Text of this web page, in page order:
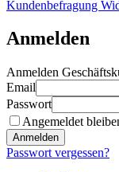
Kundenbefragung
Anmelden
Anmelden
Email
Passwort
Angemeldet
Anmelden
Passwort vergessen?